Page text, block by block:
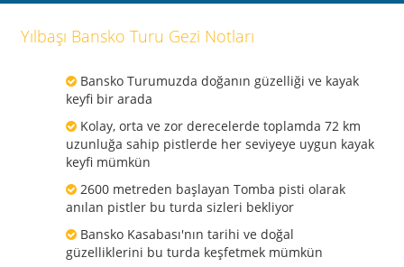
Yılbaşı Bansko Turu Gezi Notları
Bansko Turumuzda doğanın güzelliği ve kayak
keyfi bir arada
Kolay, orta ve zor derecelerde toplamda 72 km
uzunluğa sahip pistlerde her seviyeye uygun kayak
keyfi mümkün
2600 metreden başlayan Tomba pisti olarak
anılan pistler bu turda sizleri bekliyor
Bansko Kasabası'nın tarihi ve doğal
güzelliklerini bu turda keşfetmek mümkün